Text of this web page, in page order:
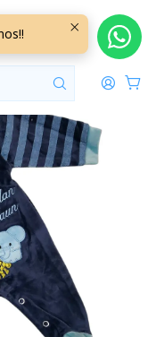
Plush/Micropolar
Marino Safari